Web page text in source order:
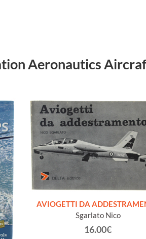
Aeronautics
AVIOGETTI DA
Sgarlato Nico
16.00€